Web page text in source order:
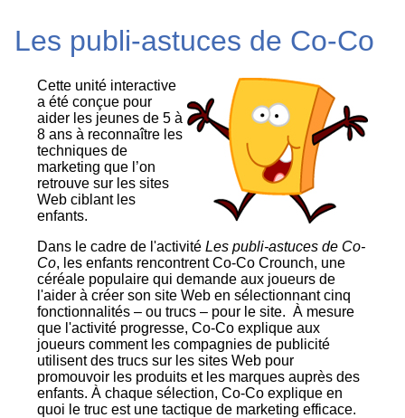
Les publi-astuces de Co-Co
Cette unité interactive
a été conçue pour
aider les jeunes de 5 à
8 ans à reconnaître les
techniques de
marketing que l’on
retrouve sur les sites
Web ciblant les
enfants.
Dans le cadre de l'activité Les publi-astuces de Co-
Co, les enfants rencontrent Co-Co Crounch, une
céréale populaire qui demande aux joueurs de
l'aider à créer son site Web en sélectionnant cinq
fonctionnalités – ou trucs – pour le site. À mesure
que l'activité progresse, Co-Co explique aux
joueurs comment les compagnies de publicité
utilisent des trucs sur les sites Web pour
promouvoir les produits et les marques auprès des
enfants. À chaque sélection, Co-Co explique en
quoi le truc est une tactique de marketing efficace.